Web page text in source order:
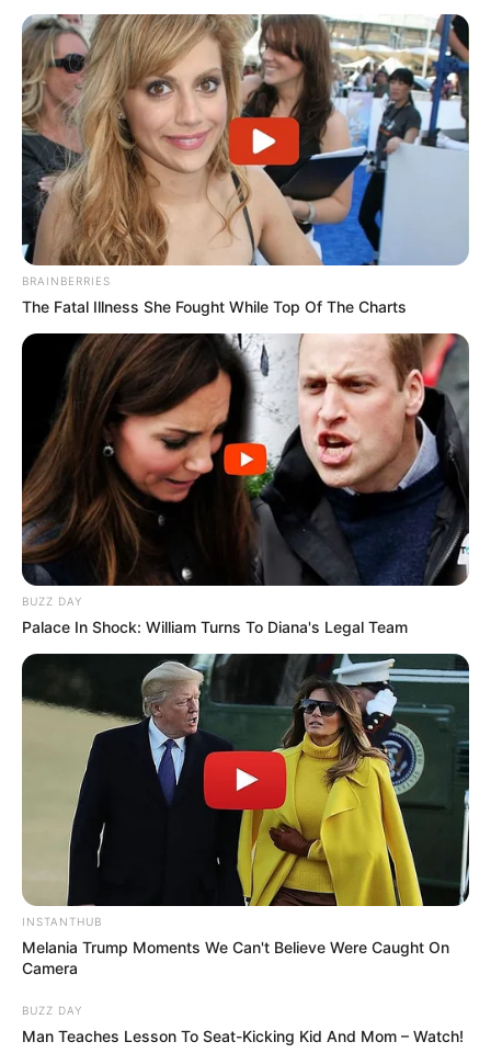
BRAINBERRIES
The Fatal Illness She Fought While Top Of The Charts
BUZZ DAY
Palace In Shock: William Turns To Diana's Legal Team
INSTANTHUB
Melania Trump Moments We Can't Believe Were Caught On
Camera
BUZZ DAY
Man Teaches Lesson To Seat-Kicking Kid And Mom – Watch!